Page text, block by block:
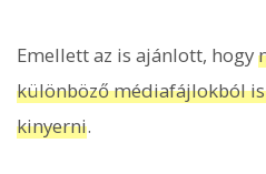
Emellett az is ajánlott, hogy
különböző médiafájlokból
kinyerni.